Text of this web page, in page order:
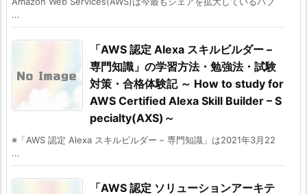
...
「AWS 認定 Alexa スキルビルダー –
専門知識」の学習方法・勉強法・試験
対策・合格体験記 ～ How to study for
AWS Certified Alexa Skill Builder – S
pecialty(AXS)～
※「AWS 認定 Alexa スキルビルダー – 専門知識」は2021年3月22
...
「AWS 認定 ソリューションアーキテ